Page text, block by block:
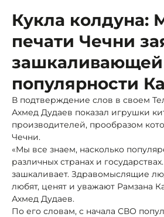
Кукла колдуна:
печати Чечни
зашкаливающей
популярности
В подтверждение слов в своем
Ахмед Дудаев показал игрушки
производителей, прообразом
Чечни.
«Мы все знаем, насколько
различных странах и
зашкаливает. Здравомыслящие
любят, ценят и уважают Рамзана
Ахмед Дудаев.
По его словам, с начала СВО